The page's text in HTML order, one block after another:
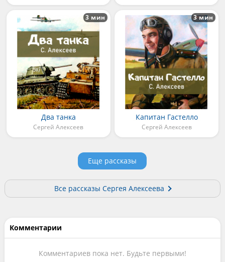
Два танка
Сергей Алексеев
3 мин
Капитан Гастелло
Сергей Алексеев
3 мин
Еще рассказы
Все рассказы Сергея Алексеева
Комментарии
Комментариев пока нет. Будьте первыми!